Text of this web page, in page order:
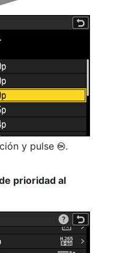
y pulse J.
prioridad al